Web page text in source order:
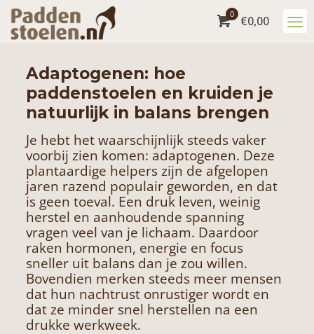
0 €0,00
Adaptogenen: hoe
paddenstoelen en kruiden je
natuurlijk in balans brengen
Je hebt het waarschijnlijk steeds vaker
voorbij zien komen: adaptogenen. Deze
plantaardige helpers zijn de afgelopen
jaren razend populair geworden, en dat
is geen toeval. Een druk leven, weinig
herstel en aanhoudende spanning
vragen veel van je lichaam. Daardoor
raken hormonen, energie en focus
sneller uit balans dan je zou willen.
Bovendien merken steeds meer mensen
dat hun nachtrust onrustiger wordt en
dat ze minder snel herstellen na een
drukke werkweek.